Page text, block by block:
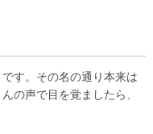
す。その名の通り本来は
の声で目を覚ましたら、